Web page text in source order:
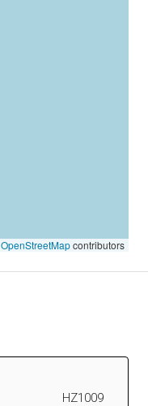
OpenStreetMapcontributors
HZ1009